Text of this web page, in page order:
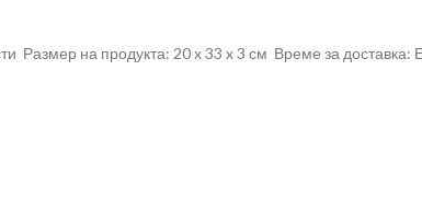
Размер на продукта: 20 x 33 x 3 см Време за доставка: